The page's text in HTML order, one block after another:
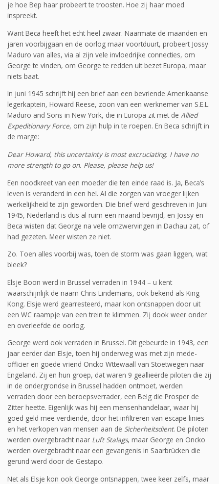
je hoe Bep haar probeert te troosten. Hoe zij haar moed
inspreekt.
Want Beca heeft het echt heel zwaar. Naarmate de maanden en
jaren voorbijgaan en de oorlog maar voortduurt, probeert Jossy
Maduro van alles, via al zijn vele invloedrijke connecties, om
George te vinden, om George te redden uit bezet Europa, maar
niets baat.
In juni 1945 schrijft hij een brief aan een bevriende Amerikaanse
legerkaptein, Howard Reese, zoon van een werknemer van S.E.L.
Maduro and Sons in New York, die in Europa zit met de Allied
Expeditionary Force, om zijn hulp in te roepen. En Beca schrijft in
de marge:
Dear Howard, this uncertainty is most excruciating. I have no
more strength to go on. Please, please help us!
Een noodkreet van een moeder die ten einde raad is. Ja, Beca’s
leven is veranderd in een hel. Al die zorgen van vroeger lijken
werkelijkheid te zijn geworden. Die brief werd geschreven in Juni
1945, Nederland is dus al ruim een maand bevrijd, en Jossy en
Beca wisten dat George na vele omzwervingen in Dachau zat, of
had gezeten. Meer wisten ze niet.
Zo. Toen alles voorbij was, toen de storm was gaan liggen, wat
bleek?
Elsje Boon werd in Brussel verraden in 1944 – u kent
waarschijnlijk de naam Chris Lindemans, ook bekend als King
Kong. Elsje werd gearresteerd, maar kon ontsnappen door uit
een WC raampje van een trein te klimmen. Zij dook weer onder
en overleefde de oorlog.
George werd ook verraden in Brussel. Dit gebeurde in 1943, een
jaar eerder dan Elsje, toen hij onderweg was met zijn mede-
officier en goede vriend Oncko Wttewaall van Stoetwegen naar
Engeland. Zij en hun groep, dat waren 9 geallieërde piloten die zij
in de ondergrondse in Brussel hadden ontmoet, werden
verraden door een beroepsverrader, een Belg die Prosper de
Zitter heette. Eigenlijk was hij een mensenhandelaar, waar hij
goed geld mee verdiende, door het infiltreren van escape linies
en het verkopen van mensen aan de Sicherheitsdient. De piloten
werden overgebracht naar Luft Stalags, maar George en Oncko
werden overgebracht naar een gevangenis in Saarbrücken die
gerund werd door de Gestapo.
Net als Elsje kon ook George ontsnappen, twee keer zelfs, maar